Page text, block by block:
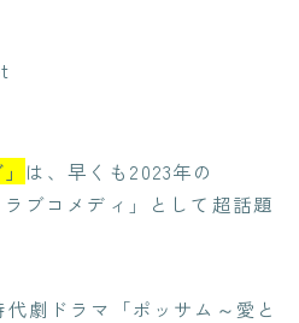
は、早くも2023年の
ブコメディ」として超話題
劇ドラマ「ポッサム～愛と